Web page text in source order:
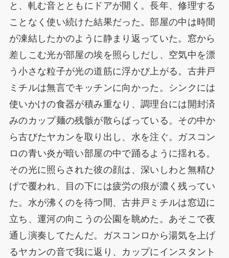
と、軋む音とともにドアが開く。長年、修理する
ことなく使い続けた結果だった。部屋の中は時間
が凍結したかのように静まり返っていた。窓から
差しこむ光が部屋の埃を照らしだし、空気中を漂
う小さな粒子が光の道筋に浮かび上がる。古井戸
ミチルは無言でキッチンに向かった。シンクには
使いかけの食器が積み重なり、調理台には開封済
みのカップ麺の残骸が散らばっている。その中か
ら古びたヤカンを取り出し、水を注ぐ。ガスコン
ロの青い炎が暗い部屋の中で踊るように揺れる。
その光に照らされた彼の顔は、深いしわと無精ひ
げで覆われ、目の下には疲労の痕が濃く残ってい
た。水が沸くのを待つ間、古井戸ミチルは窓辺に
立ち、運河の向こうの公園を眺めた。あそこで夜
通し演奏してたんだ。ガスコンロから湯気を上げ
るヤカンの音で我に返り、カップにインスタント